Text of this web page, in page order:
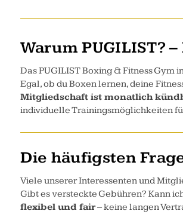
Warum PUGILIST?
Das PUGILIST Boxing & Fitness Gym
Egal, ob du Boxen lernen, deine
Mitgliedschaft ist monatlich
individuelle Trainingsmöglichkeiten
Die häufigsten
Viele unserer Interessenten und
Gibt es versteckte Gebühren? Kann
flexibel und fair– keine langen